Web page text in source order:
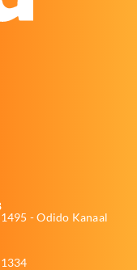
- Odido Kanaal